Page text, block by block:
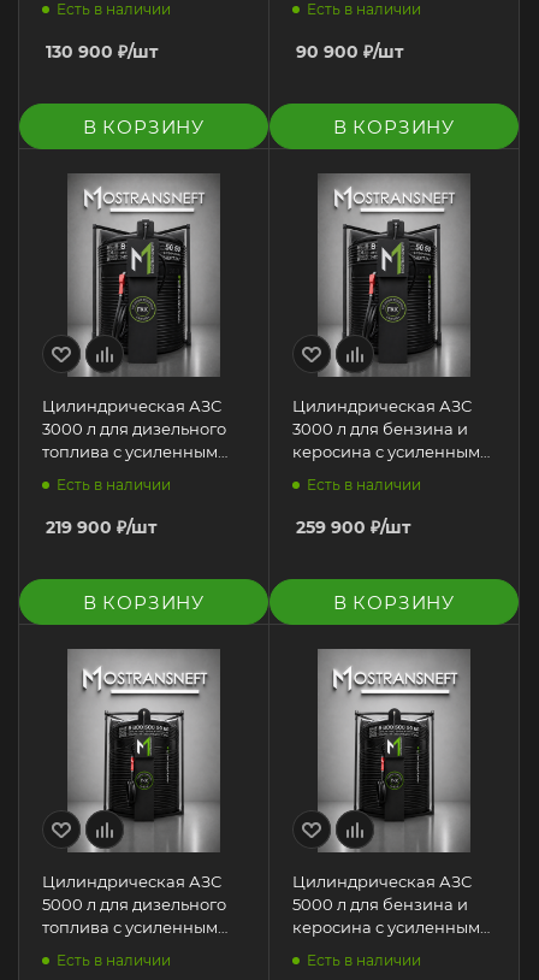
Есть в наличии
130 900 ₽/шт
В КОРЗИНУ
Есть в наличии
90 900 ₽/шт
В КОРЗИНУ
Цилиндрическая АЗС
3000 л для дизельного
топлива с усиленным
каркасом
Есть в наличии
219 900 ₽/шт
В КОРЗИНУ
Цилиндрическая АЗС
3000 л для бензина и
керосина с усиленным
каркасом
Есть в наличии
259 900 ₽/шт
В КОРЗИНУ
Цилиндрическая АЗС
5000 л для дизельного
топлива с усиленным
каркасом
Есть в наличии
Цилиндрическая АЗС
5000 л для бензина и
керосина с усиленным
каркасом
Есть в наличии